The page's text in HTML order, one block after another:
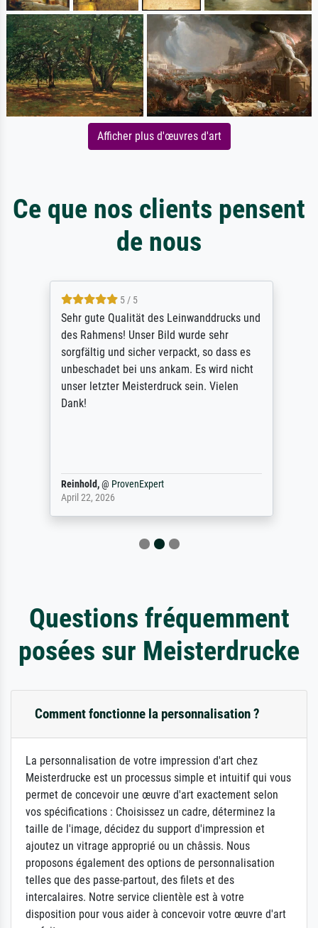
Afficher plus d'œuvres d'art
Ce que nos clients pensent
de nous
5 / 5
Sehr gute Qualität des Leinwanddrucks und
des Rahmens! Unser Bild wurde sehr
sorgfältig und sicher verpackt, so dass es
unbeschadet bei uns ankam. Es wird nicht
unser letzter Meisterdruck sein. Vielen
Dank!
Reinhold,@ ProvenExpert
April 22, 2026
Questions fréquemment
posées sur Meisterdrucke
Comment fonctionne la personnalisation ?
La personnalisation de votre impression d'art chez
Meisterdrucke est un processus simple et intuitif qui vous
permet de concevoir une œuvre d'art exactement selon
vos spécifications : Choisissez un cadre, déterminez la
taille de l'image, décidez du support d'impression et
ajoutez un vitrage approprié ou un châssis. Nous
proposons également des options de personnalisation
telles que des passe-partout, des filets et des
intercalaires. Notre service clientèle est à votre
disposition pour vous aider à concevoir votre œuvre d'art